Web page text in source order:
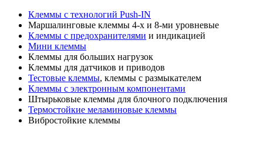
Клеммы с технологий Push-IN
Маршалинговые клеммы 4-х и 8-ми уровневые
Клеммы с предохранителями и индикацией
Мини клеммы
Клеммы для больших нагрузок
Клеммы для датчиков и приводов
Тестовые клеммы, клеммы с размыкателем
Клеммы с электронным компонентами
Штырьковые клеммы для блочного подключения
Термостойкие меламиновые клеммы
Вибростойкие клеммы